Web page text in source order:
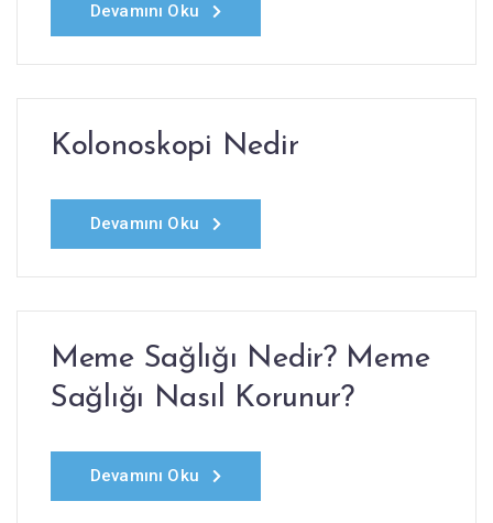
Devamını Oku
Kolonoskopi Nedir
Devamını Oku
Meme Sağlığı Nedir? Meme
Sağlığı Nasıl Korunur?
Devamını Oku